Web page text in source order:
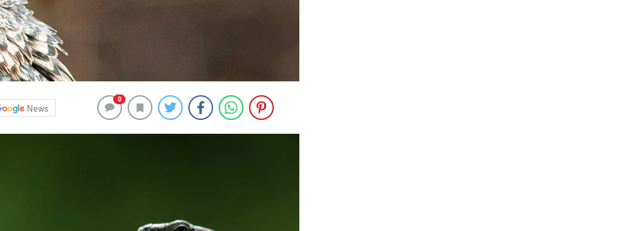
News
0